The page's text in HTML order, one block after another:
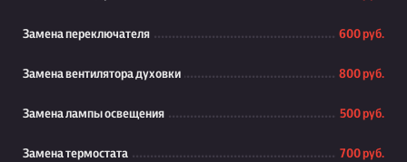
Замена переключателя 600 руб.
Замена вентилятора духовки 800 руб.
Замена лампы освещения 500 руб.
Замена термостата 700 руб.